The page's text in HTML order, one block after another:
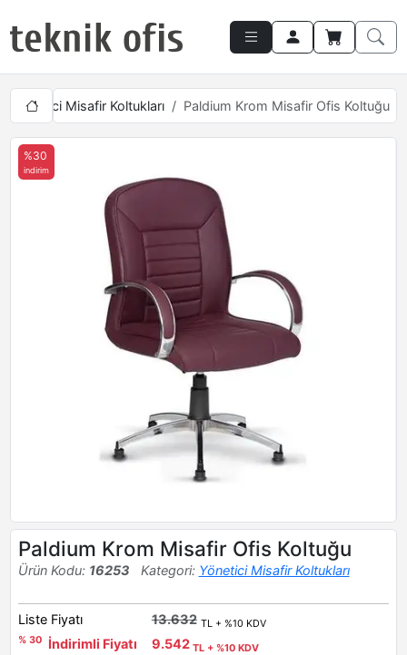
Yönetici Misafir Koltukları Paldium Krom Misafir Ofis Koltuğu
%30
indirim
Paldium Krom Misafir Ofis Koltuğu
Ürün Kodu: 16253 Kategori: Yönetici Misafir Koltukları
Liste Fiyatı 13.632 TL + %10 KDV
% 30
İndirimli Fiyatı 9.542 TL + %10 KDV